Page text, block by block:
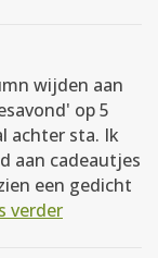
wijden aan
op 5
achter sta. Ik
aan cadeautjes
een gedicht
verder